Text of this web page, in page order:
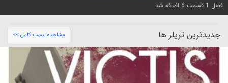
فصل 1 قسمت 6 اضافه شد
جدیدترین تریلر ها مشاهده لیست کامل >>